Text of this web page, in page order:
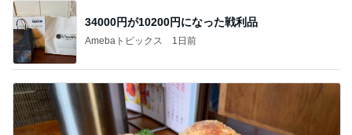
34000円が10200円になった戦利品
Amebaトピックス 1日前